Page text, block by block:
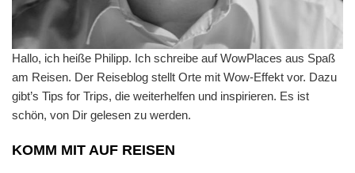
Hallo, ich heiße Philipp. Ich schreibe auf WowPlaces aus Spaß
am Reisen. Der Reiseblog stellt Orte mit Wow-Effekt vor. Dazu
gibt’s Tips for Trips, die weiterhelfen und inspirieren. Es ist
schön, von Dir gelesen zu werden.
KOMM MIT AUF REISEN